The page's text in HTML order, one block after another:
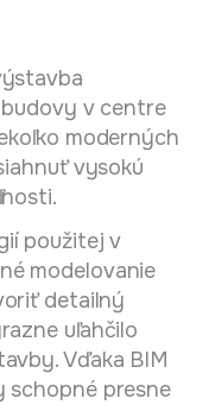
v centre
moderných
vysokú
použitej v
modelovanie
detailný
uľahčilo
Vďaka BIM
schopné presne